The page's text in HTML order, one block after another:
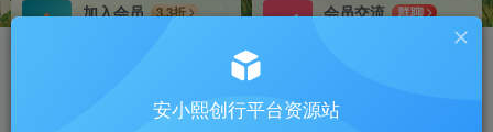
加入会员
3.3折
会员交流
群聊
推广返佣高达70%
24小时自动赚钱
安小熙创行平台资源站